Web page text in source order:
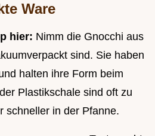
Ware
hier: Nimm die Gnocchi aus
sind. Sie haben
halten ihre Form beim
Plastikschale sind oft zu
schneller in der Pfanne.